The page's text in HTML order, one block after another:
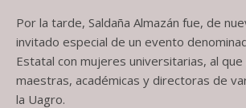
Por la tarde, Saldaña Almazán fue, de
invitado especial de un evento
Estatal con mujeres universitarias, al
maestras, académicas y directoras de
la Uagro.